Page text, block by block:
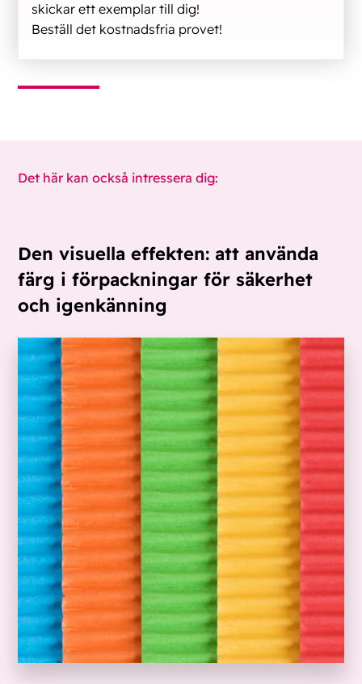
skickar ett exemplar till dig!
Beställ det kostnadsfria provet!
Det här kan också intressera dig:
Den visuella effekten: att använda
färg i förpackningar för säkerhet
och igenkänning